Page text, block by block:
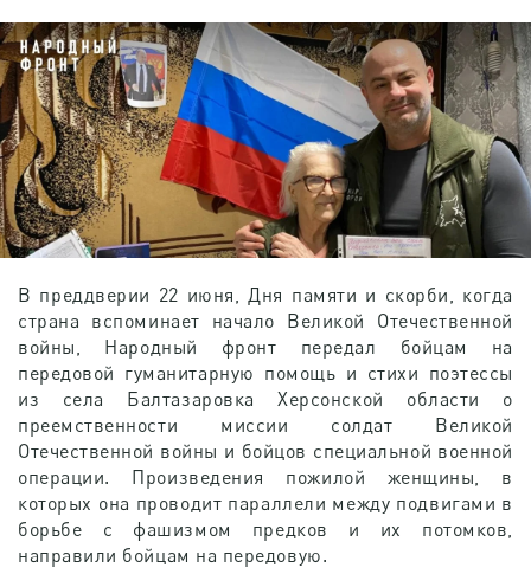
В преддверии 22 июня, Дня памяти и скорби, когда
страна вспоминает начало Великой Отечественной
войны, Народный фронт передал бойцам на
передовой гуманитарную помощь и стихи поэтессы
из села Балтазаровка Херсонской области о
преемственности миссии солдат Великой
Отечественной войны и бойцов специальной военной
операции. Произведения пожилой женщины, в
которых она проводит параллели между подвигами в
борьбе с фашизмом предков и их потомков,
направили бойцам на передовую.